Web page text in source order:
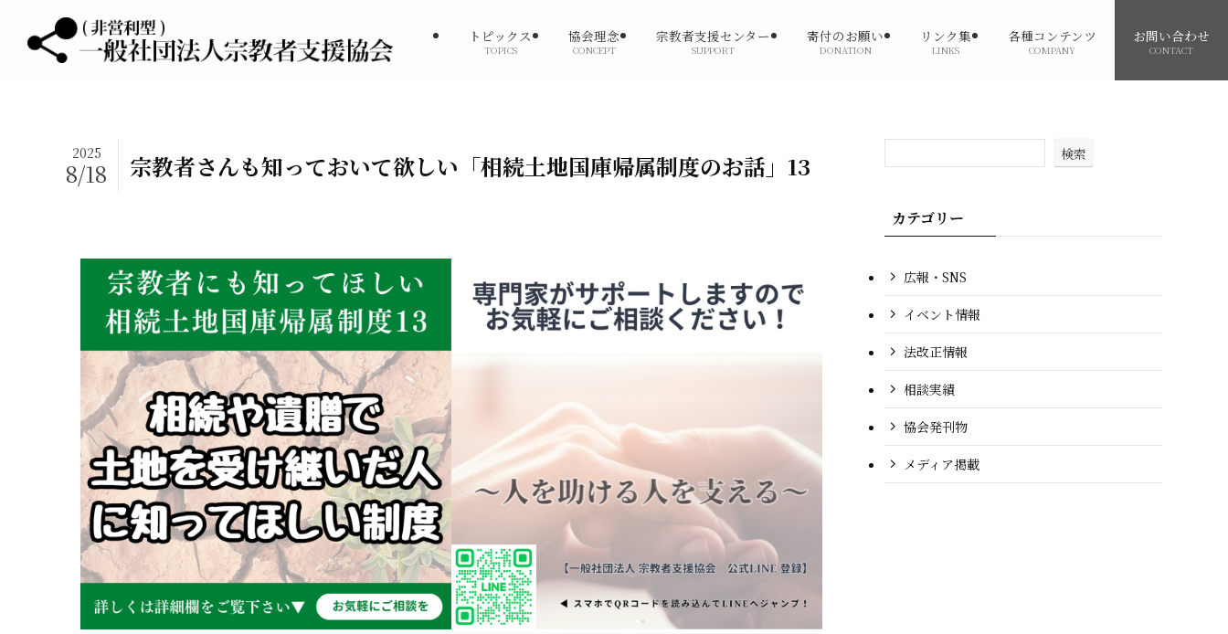
トピックス
TOPICS
協会理念
CONCEPT
宗教者支援センター
SUPPORT
寄付のお願い
DONATION
リンク集
LINKS
各種コンテンツ
COMPANY
お問い合わせ
CONTACT
宗教者さんも知っておいて欲しい「相続土地国庫帰属制度のお話」13
2025
8/18
検索
カテゴリー
広報・SNS
イベント情報
法改正情報
相談実績
協会発刊物
メディア掲載